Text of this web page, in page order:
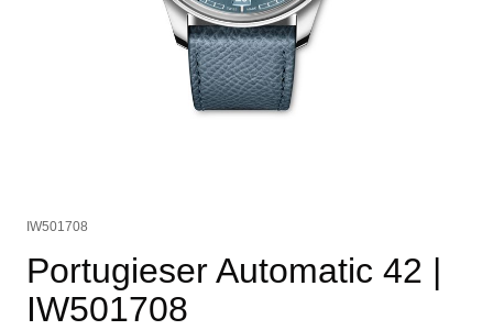
IW501708
Portugieser Automatic 42 |
IW501708